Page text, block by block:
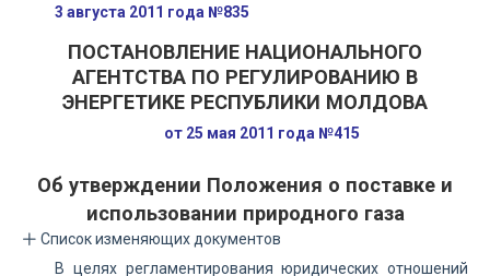
3 августа 2011 года №835
ПОСТАНОВЛЕНИЕ НАЦИОНАЛЬНОГО
АГЕНТСТВА ПО РЕГУЛИРОВАНИЮ В
ЭНЕРГЕТИКЕ РЕСПУБЛИКИ МОЛДОВА
от 25 мая 2011 года №415
Об утверждении Положения о поставке и
использовании природного газа
Список изменяющих документов
В целях регламентирования юридических отношений